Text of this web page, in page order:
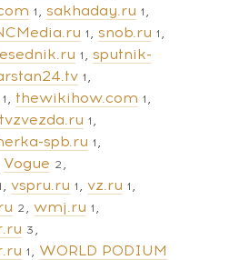
1 sakhaday.ru 1
1 snob.ru 1
1
sputnik-
1
1 thewikihow.com 1
tvzvezda.ru 1
spb.ru 1
Vogue 2
vspru.ru 1 vz.ru 1
2 wmj.ru 1
3
1 WORLD PODIUM